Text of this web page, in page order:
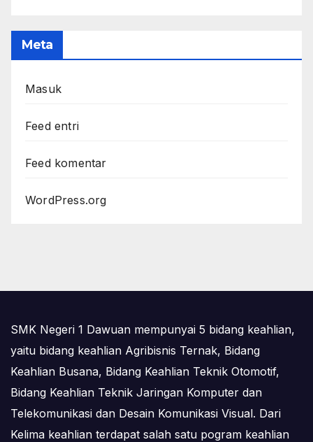
Meta
Masuk
Feed entri
Feed komentar
WordPress.org
SMK Negeri 1 Dawuan mempunyai 5 bidang keahlian,
yaitu bidang keahlian Agribisnis Ternak, Bidang
Keahlian Busana, Bidang Keahlian Teknik Otomotif,
Bidang Keahlian Teknik Jaringan Komputer dan
Telekomunikasi dan Desain Komunikasi Visual. Dari
Kelima keahlian terdapat salah satu pogram keahlian